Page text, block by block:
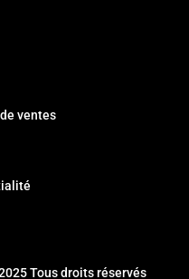
ventes
Tous droits réservés